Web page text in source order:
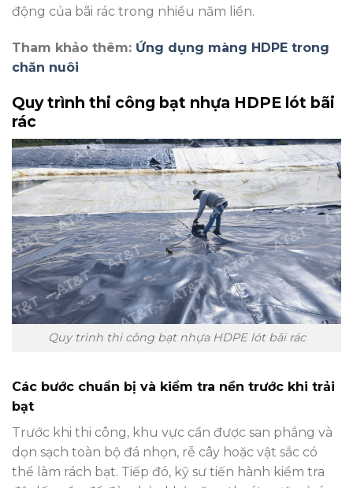
động của bãi rác trong nhiều năm liền.
Tham khảo thêm: Ứng dụng màng HDPE trong
chăn nuôi
Quy trình thi công bạt nhựa HDPE lót bãi
rác
Quy trình thi công bạt nhựa HDPE lót bãi rác
Các bước chuẩn bị và kiểm tra nền trước khi trải
bạt
Trước khi thi công, khu vực cần được san phẳng và
dọn sạch toàn bộ đá nhọn, rễ cây hoặc vật sắc có
thể làm rách bạt. Tiếp đó, kỹ sư tiến hành kiểm tra